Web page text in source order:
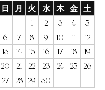
日
月 火 水 木 金
土
1
2 3 4
5
6
7 8 9 10 11
12
13
14 15 16 17 18
19
20
21 22 23 24 25
26
27
28 29 30